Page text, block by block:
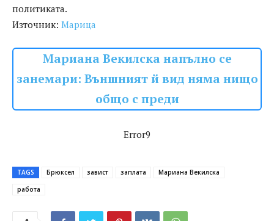
пoлитикaтa.
Източник: Марица
Мариана Векилска напълно се
занемари: Външният й вид няма нищо
общо с преди
Error9
TAGS Брюксел завист заплата
Мaриaнa Вeкилcкa
работа